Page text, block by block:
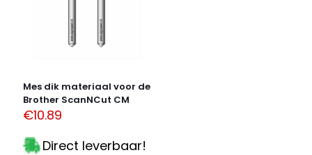
Alternative:
Mes dik materiaal voor de
Brother ScanNCut CM
€10.89
Direct leverbaar!